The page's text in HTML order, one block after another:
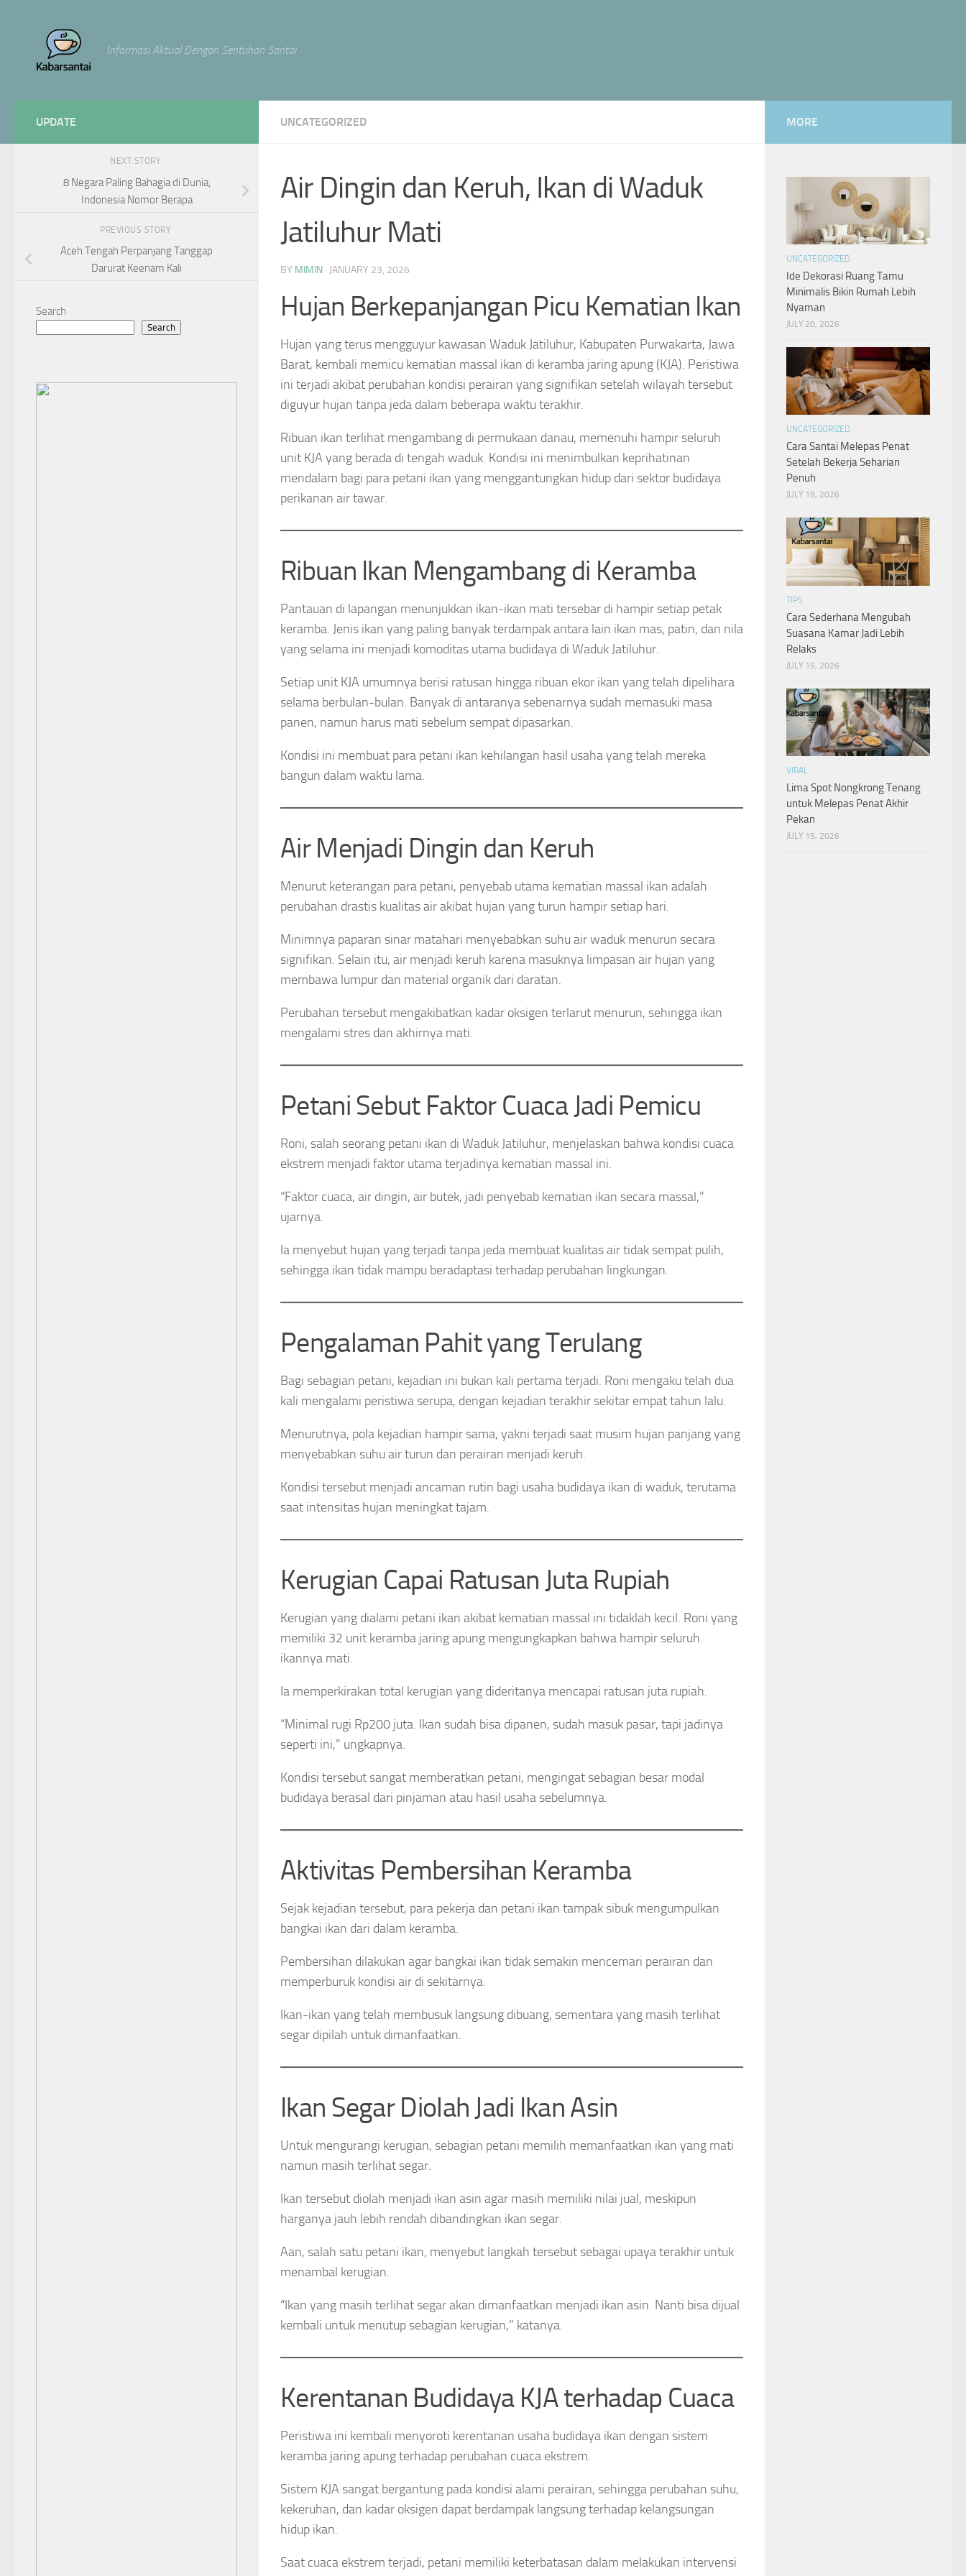
Informasi Aktual Dengan Sentuhan Santai
UNCATEGORIZED
Air Dingin dan Keruh, Ikan di Waduk
Jatiluhur Mati
BY MIMIN · JANUARY 23, 2026
Hujan Berkepanjangan Picu Kematian Ikan
Hujan yang terus mengguyur kawasan Waduk Jatiluhur, Kabupaten Purwakarta, Jawa
Barat, kembali memicu kematian massal ikan di keramba jaring apung (KJA). Peristiwa
ini terjadi akibat perubahan kondisi perairan yang signifikan setelah wilayah tersebut
diguyur hujan tanpa jeda dalam beberapa waktu terakhir.
Ribuan ikan terlihat mengambang di permukaan danau, memenuhi hampir seluruh
unit KJA yang berada di tengah waduk. Kondisi ini menimbulkan keprihatinan
mendalam bagi para petani ikan yang menggantungkan hidup dari sektor budidaya
perikanan air tawar.
Ribuan Ikan Mengambang di Keramba
Pantauan di lapangan menunjukkan ikan-ikan mati tersebar di hampir setiap petak
keramba. Jenis ikan yang paling banyak terdampak antara lain ikan mas, patin, dan nila
yang selama ini menjadi komoditas utama budidaya di Waduk Jatiluhur.
Setiap unit KJA umumnya berisi ratusan hingga ribuan ekor ikan yang telah dipelihara
selama berbulan-bulan. Banyak di antaranya sebenarnya sudah memasuki masa
panen, namun harus mati sebelum sempat dipasarkan.
Kondisi ini membuat para petani ikan kehilangan hasil usaha yang telah mereka
bangun dalam waktu lama.
Air Menjadi Dingin dan Keruh
Menurut keterangan para petani, penyebab utama kematian massal ikan adalah
perubahan drastis kualitas air akibat hujan yang turun hampir setiap hari.
Minimnya paparan sinar matahari menyebabkan suhu air waduk menurun secara
signifikan. Selain itu, air menjadi keruh karena masuknya limpasan air hujan yang
membawa lumpur dan material organik dari daratan.
Perubahan tersebut mengakibatkan kadar oksigen terlarut menurun, sehingga ikan
mengalami stres dan akhirnya mati.
Petani Sebut Faktor Cuaca Jadi Pemicu
Roni, salah seorang petani ikan di Waduk Jatiluhur, menjelaskan bahwa kondisi cuaca
ekstrem menjadi faktor utama terjadinya kematian massal ini.
“Faktor cuaca, air dingin, air butek, jadi penyebab kematian ikan secara massal,”
ujarnya.
Ia menyebut hujan yang terjadi tanpa jeda membuat kualitas air tidak sempat pulih,
sehingga ikan tidak mampu beradaptasi terhadap perubahan lingkungan.
Pengalaman Pahit yang Terulang
Bagi sebagian petani, kejadian ini bukan kali pertama terjadi. Roni mengaku telah dua
kali mengalami peristiwa serupa, dengan kejadian terakhir sekitar empat tahun lalu.
Menurutnya, pola kejadian hampir sama, yakni terjadi saat musim hujan panjang yang
menyebabkan suhu air turun dan perairan menjadi keruh.
Kondisi tersebut menjadi ancaman rutin bagi usaha budidaya ikan di waduk, terutama
saat intensitas hujan meningkat tajam.
Kerugian Capai Ratusan Juta Rupiah
Kerugian yang dialami petani ikan akibat kematian massal ini tidaklah kecil. Roni yang
memiliki 32 unit keramba jaring apung mengungkapkan bahwa hampir seluruh
ikannya mati.
Ia memperkirakan total kerugian yang dideritanya mencapai ratusan juta rupiah.
“Minimal rugi Rp200 juta. Ikan sudah bisa dipanen, sudah masuk pasar, tapi jadinya
seperti ini,” ungkapnya.
Kondisi tersebut sangat memberatkan petani, mengingat sebagian besar modal
budidaya berasal dari pinjaman atau hasil usaha sebelumnya.
Aktivitas Pembersihan Keramba
Sejak kejadian tersebut, para pekerja dan petani ikan tampak sibuk mengumpulkan
bangkai ikan dari dalam keramba.
Pembersihan dilakukan agar bangkai ikan tidak semakin mencemari perairan dan
memperburuk kondisi air di sekitarnya.
Ikan-ikan yang telah membusuk langsung dibuang, sementara yang masih terlihat
segar dipilah untuk dimanfaatkan.
Ikan Segar Diolah Jadi Ikan Asin
Untuk mengurangi kerugian, sebagian petani memilih memanfaatkan ikan yang mati
namun masih terlihat segar.
Ikan tersebut diolah menjadi ikan asin agar masih memiliki nilai jual, meskipun
harganya jauh lebih rendah dibandingkan ikan segar.
Aan, salah satu petani ikan, menyebut langkah tersebut sebagai upaya terakhir untuk
menambal kerugian.
“Ikan yang masih terlihat segar akan dimanfaatkan menjadi ikan asin. Nanti bisa dijual
kembali untuk menutup sebagian kerugian,” katanya.
Kerentanan Budidaya KJA terhadap Cuaca
Peristiwa ini kembali menyoroti kerentanan usaha budidaya ikan dengan sistem
keramba jaring apung terhadap perubahan cuaca ekstrem.
Sistem KJA sangat bergantung pada kondisi alami perairan, sehingga perubahan suhu,
kekeruhan, dan kadar oksigen dapat berdampak langsung terhadap kelangsungan
hidup ikan.
Saat cuaca ekstrem terjadi, petani memiliki keterbatasan dalam melakukan intervensi
UPDATE
NEXT STORY
8 Negara Paling Bahagia di Dunia,
Indonesia Nomor Berapa
PREVIOUS STORY
Aceh Tengah Perpanjang Tanggap
Darurat Keenam Kali
Search
Search
MORE
UNCATEGORIZED
Ide Dekorasi Ruang Tamu
Minimalis Bikin Rumah Lebih
Nyaman
JULY 20, 2026
UNCATEGORIZED
Cara Santai Melepas Penat
Setelah Bekerja Seharian
Penuh
JULY 19, 2026
TIPS
Cara Sederhana Mengubah
Suasana Kamar Jadi Lebih
Relaks
JULY 15, 2026
VIRAL
Lima Spot Nongkrong Tenang
untuk Melepas Penat Akhir
Pekan
JULY 15, 2026